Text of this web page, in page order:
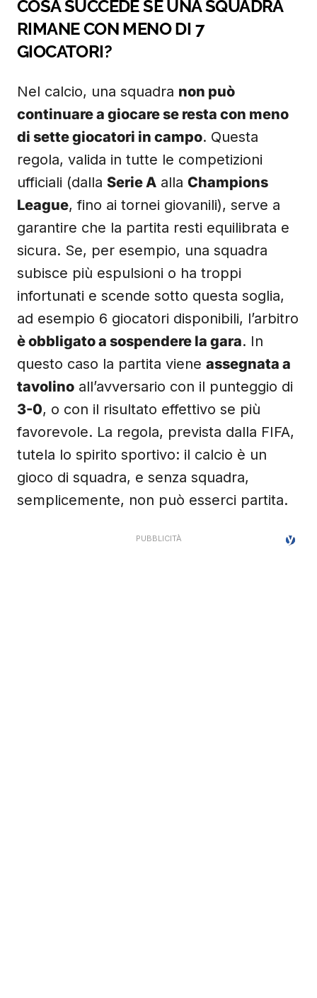
COSA SUCCEDE SE UNA SQUADRA
RIMANE CON MENO DI 7
GIOCATORI?
Nel calcio, una squadra non può
continuare a giocare se resta con meno
di sette giocatori in campo. Questa
regola, valida in tutte le competizioni
ufficiali (dalla Serie A alla Champions
League, fino ai tornei giovanili), serve a
garantire che la partita resti equilibrata e
sicura. Se, per esempio, una squadra
subisce più espulsioni o ha troppi
infortunati e scende sotto questa soglia,
ad esempio 6 giocatori disponibili, l’arbitro
è obbligato a sospendere la gara. In
questo caso la partita viene assegnata a
tavolino all’avversario con il punteggio di
3-0, o con il risultato effettivo se più
favorevole. La regola, prevista dalla FIFA,
tutela lo spirito sportivo: il calcio è un
gioco di squadra, e senza squadra,
semplicemente, non può esserci partita.